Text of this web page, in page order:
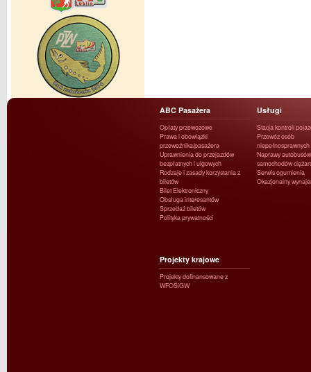
ABC Pasażera
Opłaty przewozowe
Prawa i obowiązki
przewoźnika/pasażera
Uprawnienia do przejazdów
bezpłatnych i ulgowych
Rodzaje i zasady korzystania z
biletów
Bilet Elektroniczny
Obsługa interesantów
Sprzedaż biletów
Polityka prywatności
Usługi
Stacja kontroli
Przewóz osób
niepełnosprawnych
Naprawy
samochodów
Serwis ogumienia
Okazjonalny
Projekty krajowe
Projekty dofinansowane z
WFOŚiGW